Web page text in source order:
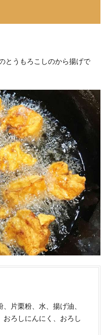
とうもろこしのから揚げで
片栗粉、水、揚げ油、
おろしにんにく、おろし